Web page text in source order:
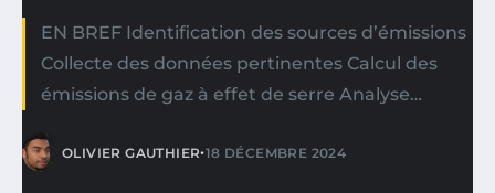
EN BREF Identification des sources d’émissions
Collecte des données pertinentes Calcul des
émissions de gaz à effet de serre Analyse…
OLIVIER GAUTHIER•18 DÉCEMBRE 2024